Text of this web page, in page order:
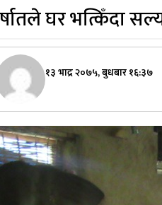
घर भत्किँदा
१३ भाद्र २०७५, बुधबार १६:३७